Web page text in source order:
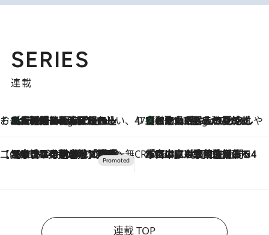
SERIES
連載
そおだよおこの関西おいしい、おやつ紀行5 Hours Ago
［大阪府箕面市］一皿一皿目の前で仕上げられる、料理を巧みに組み込んだアシェットデセールコース「ミチル アシェット デセール（Michiru assiette dessert）」 47都道府県の手みやげ ひんやりスイーツで夏を満喫
5 Hours Ago
【和歌山県】この夏絶対食べたい 冷やしておいしいおやつ3選 みかんがごろっと丸ごと入ったジュレ
【CREA×星野リゾート】唯一無二。癒しと発見が待つ場所へ
2026.8.7
【トンボの足水浴】ヒノキの香りに包まれて涼感マックス！約13℃の湧水かけ流しを避暑地「星野温泉 トンボの湯」で体験 CREA'S CHOICE
2026.8.7
「立川にも歌舞伎があるんだよ」 片岡仁左衛門・市川中車ら豪華座組みで4年目の立川立飛歌舞伎へ
連載 TOP